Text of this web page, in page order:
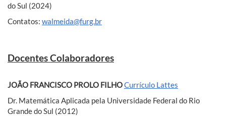
do Sul (2024)
Contatos: walmeida@furg.br
Docentes Colaboradores
JOÃO FRANCISCO PROLO FILHOCurrículo Lattes
Dr. Matemática Aplicada pela Universidade Federal do Rio
Grande do Sul (2012)